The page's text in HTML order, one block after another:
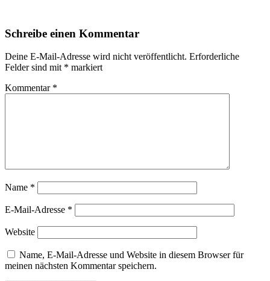
Schreibe einen Kommentar
Deine E-Mail-Adresse wird nicht veröffentlicht. Erforderliche
Felder sind mit * markiert
Kommentar *
Name *
E-Mail-Adresse *
Website
Name, E-Mail-Adresse und Website in diesem Browser für
meinen nächsten Kommentar speichern.